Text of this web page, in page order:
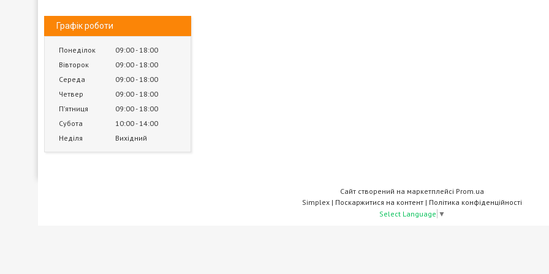
Графік роботи
Понеділок 09:00 18:00
Вівторок
09:00 18:00
Середа
09:00 18:00
Четвер
09:00 18:00
Пʼятниця
09:00 18:00
Субота
10:00 14:00
Неділя
Вихідний
Сайт створений на маркетплейсі Prom.ua
Simplex | Поскаржитися на контент | Політика конфіденційності
Select Language ▼